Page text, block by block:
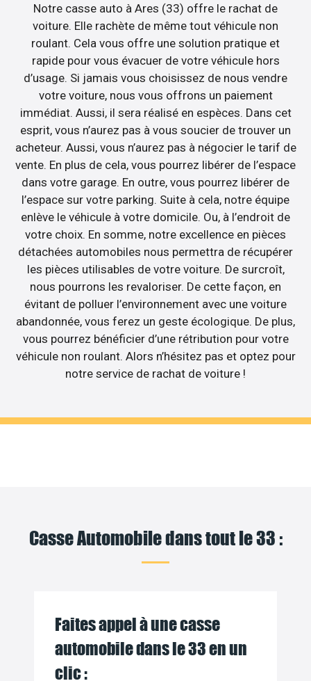
Notre casse auto à Ares (33) offre le rachat de
voiture. Elle rachète de même tout véhicule non
roulant. Cela vous offre une solution pratique et
rapide pour vous évacuer de votre véhicule hors
d’usage. Si jamais vous choisissez de nous vendre
votre voiture, nous vous offrons un paiement
immédiat. Aussi, il sera réalisé en espèces. Dans cet
esprit, vous n’aurez pas à vous soucier de trouver un
acheteur. Aussi, vous n’aurez pas à négocier le tarif de
vente. En plus de cela, vous pourrez libérer de l’espace
dans votre garage. En outre, vous pourrez libérer de
l’espace sur votre parking. Suite à cela, notre équipe
enlève le véhicule à votre domicile. Ou, à l’endroit de
votre choix. En somme, notre excellence en pièces
détachées automobiles nous permettra de récupérer
les pièces utilisables de votre voiture. De surcroît,
nous pourrons les revaloriser. De cette façon, en
évitant de polluer l’environnement avec une voiture
abandonnée, vous ferez un geste écologique. De plus,
vous pourrez bénéficier d’une rétribution pour votre
véhicule non roulant. Alors n’hésitez pas et optez pour
notre service de rachat de voiture !
Casse Automobile dans tout le 33 :
Faites appel à une casse
automobile dans le 33 en un
clic :